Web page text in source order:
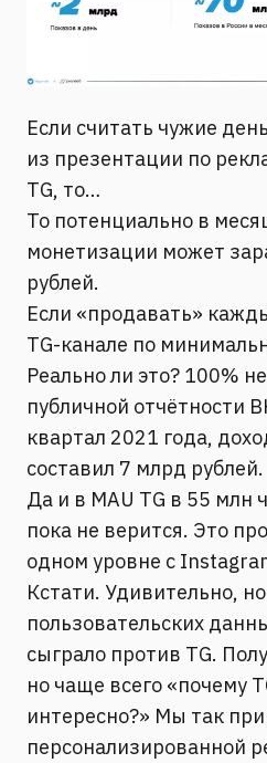
Если считать чужие
из презентации по
TG, то…
То потенциально в
монетизации может
рублей.
Если «продавать»
TG-канале по
Реально ли это? 100%
публичной отчётности
квартал 2021 года,
составил 7 млрд рублей.
Да и в MAU TG в 55 млн
пока не верится. Это
одном уровне с
Кстати. Удивительно,
пользовательских
сыграло против TG.
но чаще всего «почему
интересно?» Мы так
персонализированной